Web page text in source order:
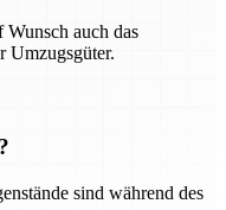
Wunsch auch das
Umzugsgüter.
sind während des